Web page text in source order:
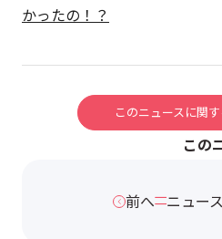
かったの！？
このニュースに関
この
前へ ニュー